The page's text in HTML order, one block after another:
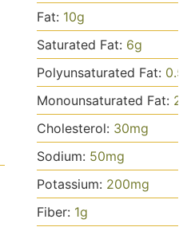
Fat: 10g
Saturated Fat: 6g
Polyunsaturated Fat: 0.5
Monounsaturated Fat: 2
Cholesterol: 30mg
Sodium: 50mg
Potassium: 200mg
Fiber: 1g